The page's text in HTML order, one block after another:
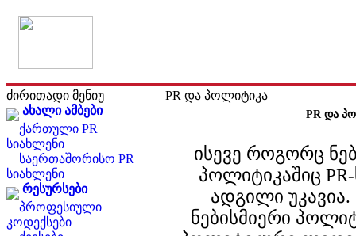
ძირითადი მენიუ
ახალი ამბები
ქართული PR
სიახლენი
საერთაშორისო PR
სიახლენი
რესურსები
პროფესიული
კოდექსები
PR და პოლიტიკა
PR და
ისევე როგორც
პოლიტიკაშიც
ადგილი უკავია.
ნებისმიერი